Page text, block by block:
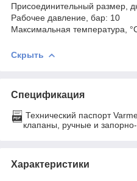
Присоединительный размер,
Рабочее давление, бар: 10
Максимальная температура,
Скрыть
Спецификация
Технический паспорт
клапаны, ручные и
Характеристики